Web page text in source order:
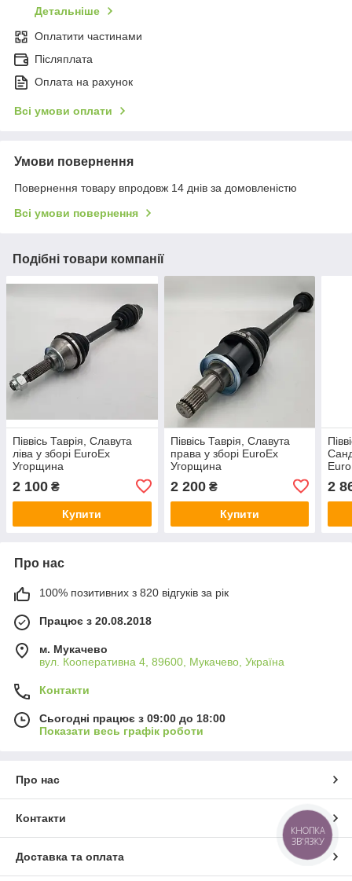
Детальніше
Оплатити частинами
Післяплата
Оплата на рахунок
Всі умови оплати
Умови повернення
Повернення товару впродовж 14 днів за домовленістю
Всі умови повернення
Подібні товари компанії
Піввісь Таврія, Славута
ліва у зборі EuroEx
Угорщина
2 100 ₴
Купити
Піввісь Таврія, Славута
права у зборі EuroEx
Угорщина
2 200₴
Купити
2
Про нас
100% позитивних з 820 відгуків за рік
Працює з 20.08.2018
м. Мукачево
вул. Кооперативна 4, 89600, Мукачево, Україна
Контакти
Сьогодні працює з 09:00 до 18:00
Показати весь графік роботи
Про нас
Контакти
Доставка та оплата
КНОПКА
ЗВ'ЯЗКУ